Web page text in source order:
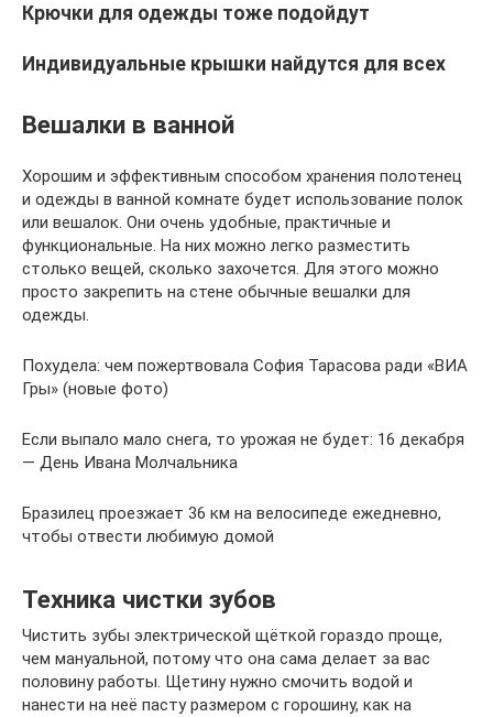
Крючки для одежды тоже подойдут
Индивидуальные крышки найдутся для всех
Вешалки в ванной
Хорошим и эффективным способом хранения полотенец
и одежды в ванной комнате будет использование полок
или вешалок. Они очень удобные, практичные и
функциональные. На них можно легко разместить
столько вещей, сколько захочется. Для этого можно
просто закрепить на стене обычные вешалки для
одежды.
Похудела: чем пожертвовала София Тарасова ради «ВИА
Гры» (новые фото)
Если выпало мало снега, то урожая не будет: 16 декабря
— День Ивана Молчальника
Бразилец проезжает 36 км на велосипеде ежедневно,
чтобы отвести любимую домой
Техника чистки зубов
Чистить зубы электрической щёткой гораздо проще,
чем мануальной, потому что она сама делает за вас
половину работы. Щетину нужно смочить водой и
нанести на неё пасту размером с горошину, как на